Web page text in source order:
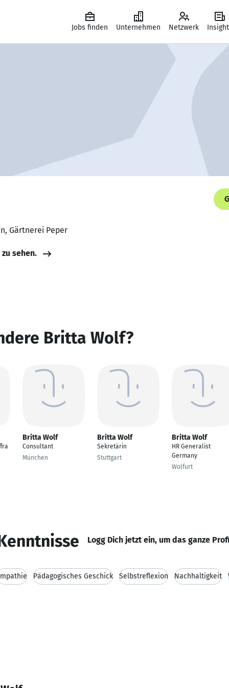
Jobs finden Unternehmen Netzwerk
Gärtnerei Peper
sehen.
Britta Wolf?
Britta Wolf
Consultant
München
Britta Wolf
Sekretärin
Stuttgart
Britta Wolf
HR Generalist
Germany
Wolfurt
Logg Dich jetzt ein, um das ganze
Pädagogisches Geschick Selbstreflexion Nachhaltigkeit